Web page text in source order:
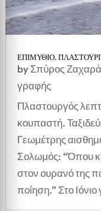
ΕΠΙΜΥΘΙΟ.
byΣπύρος
γραφής
Πλαστουργός
κουπαστή.
Γεωμέτρης
Σολωμός: “Όπου
στον ουρανό της
ποίηση.” Στο Ιόνιο